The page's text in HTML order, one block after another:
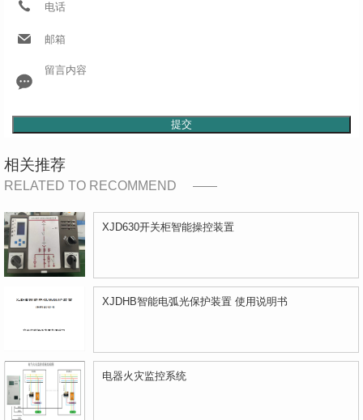
提交
相关推荐
RELATED TO RECOMMEND
XJD630开关柜智能操控装置
XJDHB智能电弧光保护装置 使用说明书
电器火灾监控系统